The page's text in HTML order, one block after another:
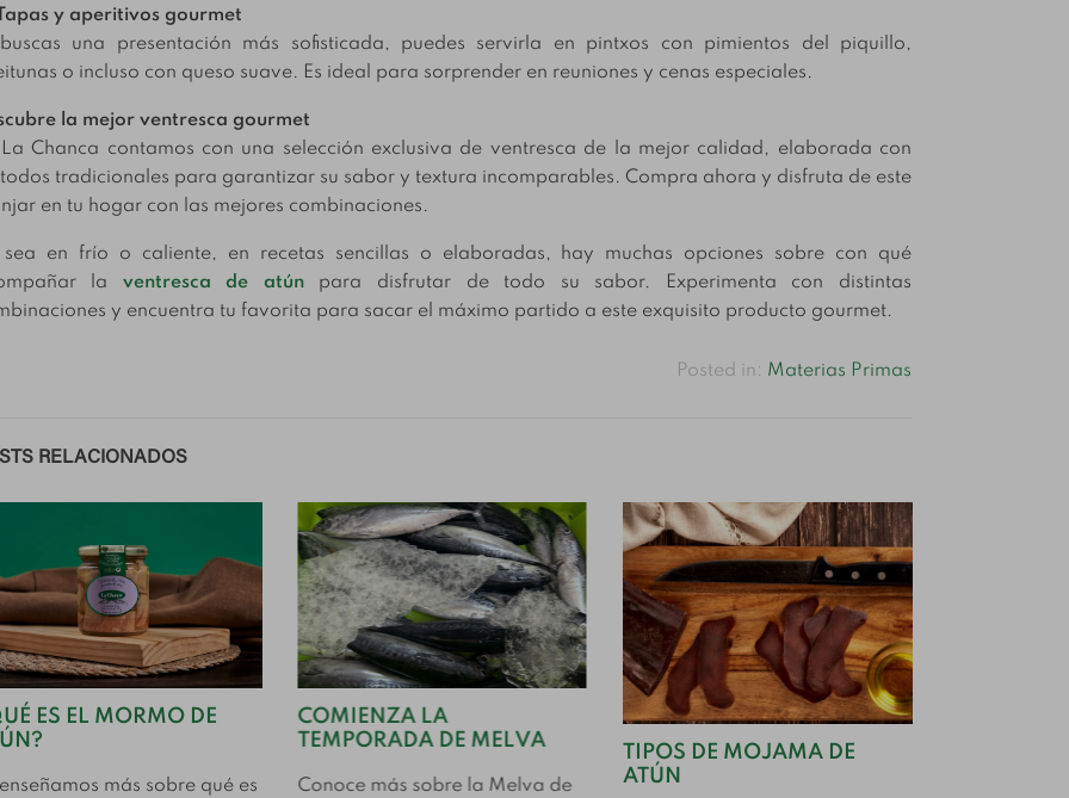
y aperitivos gourmet
una presentación más sofisticada, puedes servirla en pintxos con pimientos del piquillo,
o incluso con queso suave. Es ideal para sorprender en reuniones y cenas especiales.
la mejor ventresca gourmet
La Chanca contamos con una selección exclusiva de ventresca de la mejor calidad, elaborada con
tradicionales para garantizar su sabor y textura incomparables. Compra ahora y disfruta de este
en tu hogar con las mejores combinaciones.
sea en frío o caliente, en recetas sencillas o elaboradas, hay muchas opciones sobre con qué
la ventresca de atún
para disfrutar de todo su sabor. Experimenta con distintas
y encuentra tu favorita para sacar el máximo partido a este exquisito producto gourmet.
Posted in: Materias Primas
RELACIONADOS
ES EL MORMO DE
enseñamos más sobre qué es
COMIENZA LA
TEMPORADA DE MELVA
Conoce más sobre la Melva de
TIPOS DE MOJAMA DE
ATÚN